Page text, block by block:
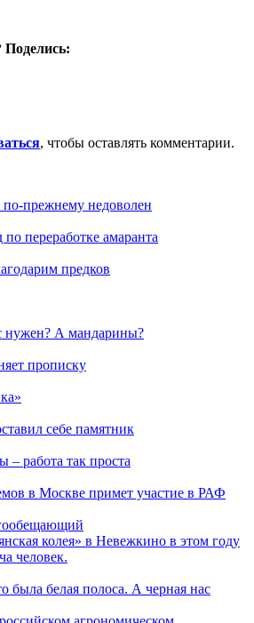
Поделись:
, чтобы оставлять комментарии.
прежнему недоволен
переработке амаранта
предков
нужен? А мандарины?
прописку
себе памятник
– работа так проста
в Москве примет участие в РАФ
колея» в Невежкино в этом году
человек.
была белая полоса. А черная нас